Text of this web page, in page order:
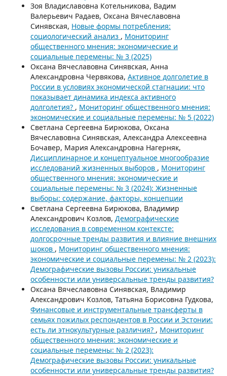
Зоя Владиславовна Котельникова, Вадим
Валерьевич Радаев, Оксана Вячеславовна
Синявская, Новые формы потребления:
социологический анализ , Мониторинг
общественного мнения: экономические и
социальные перемены: № 3 (2025)
Оксана Вячеславовна Синявская, Анна
Александровна Червякова, Активное долголетие в
России в условиях экономической стагнации: что
показывает динамика индекса активного
долголетия? , Мониторинг общественного мнения:
экономические и социальные перемены: № 5 (2022)
Светлана Сергеевна Бирюкова, Оксана
Вячеславовна Синявская, Александра Алексеевна
Бочавер, Мария Александровна Нагерняк,
Дисциплинарное и концептуальное многообразие
исследований жизненных выборов , Мониторинг
общественного мнения: экономические и
социальные перемены: № 3 (2024): Жизненные
выборы: содержание, факторы, концепции
Светлана Сергеевна Бирюкова, Владимир
Александрович Козлов, Демографические
исследования в современном контексте:
долгосрочные тренды развития и влияние внешних
шоков , Мониторинг общественного мнения:
экономические и социальные перемены: № 2 (2023):
Демографические вызовы России: уникальные
особенности или универсальные тренды развития?
Оксана Вячеславовна Синявская, Владимир
Александрович Козлов, Татьяна Борисовна Гудкова,
Финансовые и инструментальные трансферты в
семьях пожилых респондентов в России и Эстонии:
есть ли этнокультурные различия? , Мониторинг
общественного мнения: экономические и
социальные перемены: № 2 (2023):
Демографические вызовы России: уникальные
особенности или универсальные тренды развития?